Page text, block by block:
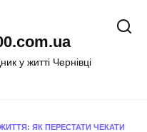
у житті Чернівці
ЯК ПЕРЕСТАТИ ЧЕКАТИ